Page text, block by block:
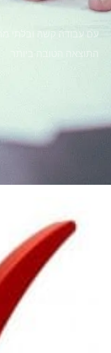
עם עבודה קשה ובלתי